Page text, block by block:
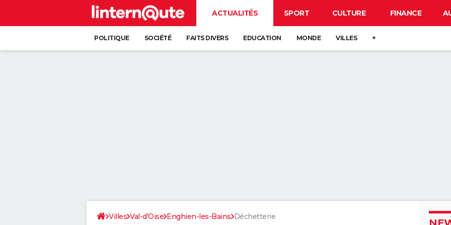
ACTUALITÉS SPORT CULTURE FINANCE
POLITIQUE SOCIÉTÉ FAITS DIVERS EDUCATION MONDE VILLES +
Villes Val-d'Oise Enghien-les-Bains Déchetterie